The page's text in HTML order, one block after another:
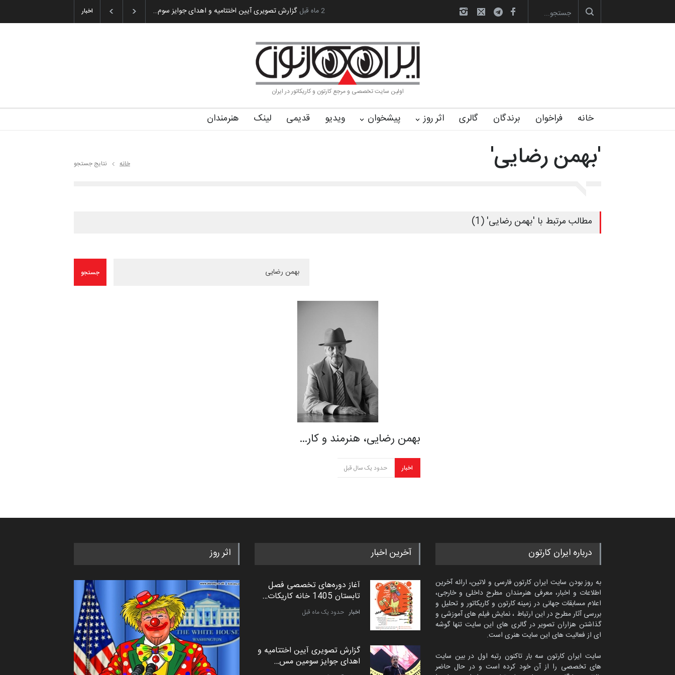
اخبار گزارش تصویری آیین اختتامیه و اهدای جوایز سوم… رویداد کارگاهی کارتون و پوستر «ایران سربلند»… 2 ماه قبل
اولین سایت تخصصی و مرجع کارتون و کاریکاتور در ایران
خانه فراخوان برندگان گالری اثر روز پیشخوان ویدیو قدیمی لینک هنرمندان
'بهمن رضایی' خانه نتایج جستجو
مطالب مرتبط با 'بهمن رضایی' (1)
بهمن رضایی، هنرمند و کار…
اخبار حدود یک سال قبل
درباره ایران کارتون
به روز بودن سایت ایران کارتون فارسی و لاتین، ارائه آخرین
اطلاعات و اخبار، معرفی هنرمندان مطرح داخلی و خارجی،
اعلام مسابقات جهانی در زمینه کارتون و کاریکاتور و تحلیل و
بررسی آثار مطرح در این ارتباط ، نمایش فیلم های آموزشی و
گذاشتن هزاران تصویر در گالری های این سایت تنها گوشه
ای از فعالیت های این سایت هنری است.
سایت ایران کارتون سه بار تاکنون رتبه اول در بین سایت
های تخصصی را از آن خود کرده است و در حال حاضر
آخرین اخبار
آغاز دوره‌های تخصصی فصل
تابستان 1405 خانه کاریکات…
اخبار حدود یک ماه قبل
گزارش تصویری آیین اختتامیه و
اهدای جوایز سومین مس…
اثر روز